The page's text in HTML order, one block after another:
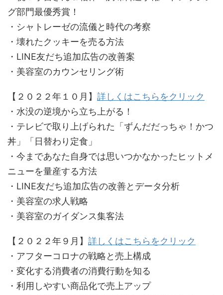
グ部門最優秀賞！
・シャトレーゼの流儀と時代の考察
・壊れたクッキーを売る方法
・LINE友だち追加広告の改善案
・美容室のカウンセリング術
【２０２２年１０月】 詳しくはこちらをクリック
・水没の逆境から立ち上がる！
・テレビで取り上げられた「ずんだだっちゃ！かつ
丼」「日替わり定食」
・今まであなた自身では思いつかなかったヒットメ
ニューを量産する方法
・LINE友だち追加広告の改善とデータ分析
・美容室の求人戦略
・美容室のガイダンス集客法
【２０２２年９月】 詳しくはこちらをクリック
・アフターコロナの戦略と売上構成
・変化する消費者の消費行動を知る
・利用しやすい商品化で売上アップ